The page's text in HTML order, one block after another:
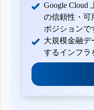
Google Cloud
の信頼性・可
ポジションで
大規模金融デ
するインフラ